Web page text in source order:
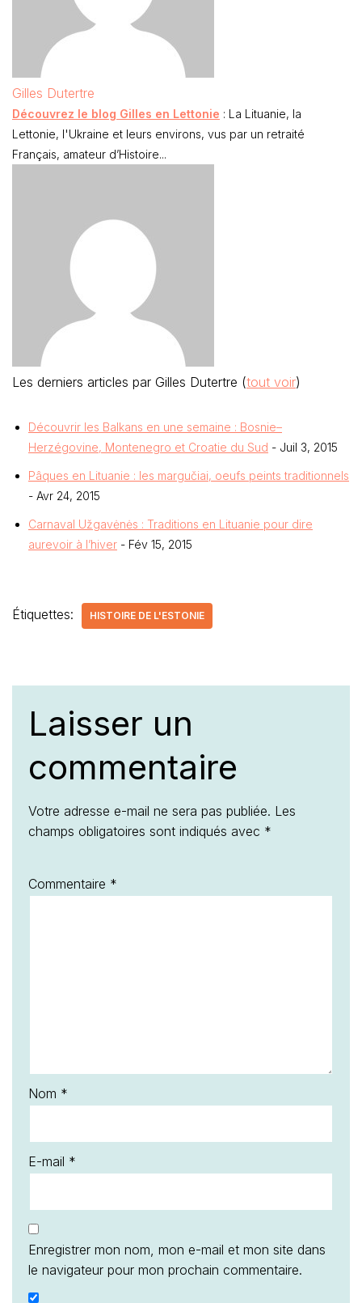
Gilles Dutertre
Découvrez le blog Gilles en Lettonie : La Lituanie, la
Lettonie, l'Ukraine et leurs environs, vus par un retraité
Français, amateur d’Histoire...
Les derniers articles par Gilles Dutertre (tout voir)
Découvrir les Balkans en une semaine : Bosnie–
Herzégovine, Montenegro et Croatie du Sud - Juil 3, 2015
Pâques en Lituanie : les margučiai, oeufs peints traditionnels
- Avr 24, 2015
Carnaval Užgavėnės : Traditions en Lituanie pour dire
aurevoir à l’hiver - Fév 15, 2015
Étiquettes: HISTOIRE DE L'ESTONIE
Laisser un
commentaire
Votre adresse e-mail ne sera pas publiée. Les
champs obligatoires sont indiqués avec *
Commentaire *
Nom *
E-mail *
Enregistrer mon nom, mon e-mail et mon site dans
le navigateur pour mon prochain commentaire.